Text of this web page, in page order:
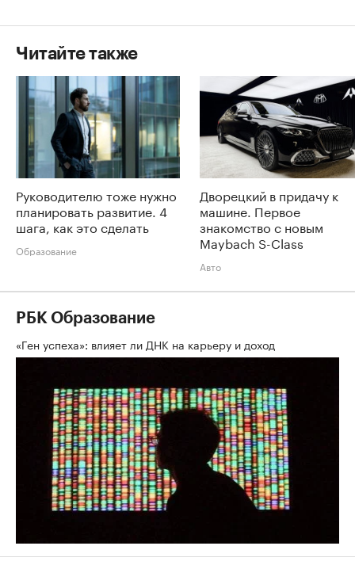
Читайте также
Руководителю тоже нужно
планировать развитие. 4
шага, как это сделать
Образование
Дворецкий в придачу к
машине. Первое
знакомство с новым
Maybach S-Class
Авто
РБК Образование
«Ген успеха»: влияет ли ДНК на карьеру и доход